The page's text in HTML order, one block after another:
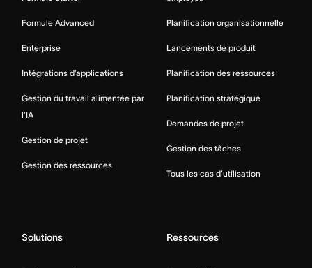
Formule Advanced
Enterprise
Intégrations d’applications
Gestion du travail alimentée par
l’IA
Gestion de projet
Gestion des ressources
Planification organisationnelle
Lancements de produit
Planification des ressources
Planification stratégique
Demandes de projet
Gestion des tâches
Tous les cas d’utilisation
Solutions Ressources